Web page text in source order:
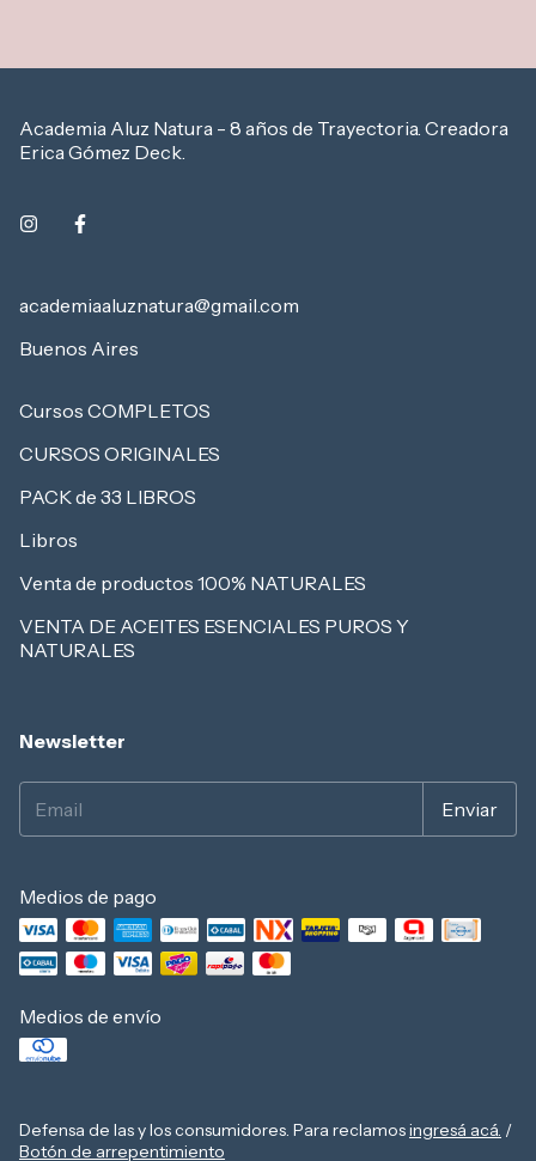
Academia Aluz Natura - 8 años de Trayectoria. Creadora
Erica Gómez Deck.
academiaaluznatura@gmail.com
Buenos Aires
Cursos COMPLETOS
CURSOS ORIGINALES
PACK de 33 LIBROS
Libros
Venta de productos 100% NATURALES
VENTA DE ACEITES ESENCIALES PUROS Y
NATURALES
Newsletter
Medios de pago
Medios de envío
Defensa de las y los consumidores. Para reclamosingresá acá. /
Botón de arrepentimiento